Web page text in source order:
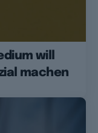
will
machen